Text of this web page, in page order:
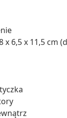
6,5 x 11,5 cm